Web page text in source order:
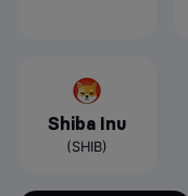
Shiba Inu
(SHIB)